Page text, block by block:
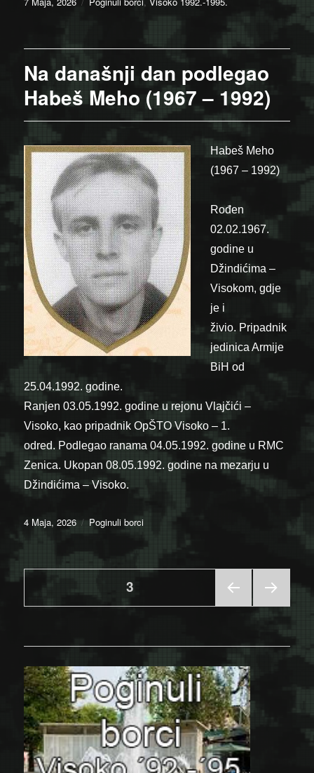
Na današnji dan podlegao
Habeš Meho (1967 – 1992)
Habeš Meho
(1967 – 1992)
Rođen
02.02.1967.
godine u
Džindićima –
Visokom, gdje
je i
živio. Pripadnik
jedinica Armije
BiH od
25.04.1992. godine.
Ranjen 03.05.1992. godine u rejonu Vlajčići –
Visoko, kao pripadnik OpŠTO Visoko – 1.
odred. Podlegao ranama 04.05.1992. godine u RMC
Zenica. Ukopan 08.05.1992. godine na mezarju u
Džindićima – Visoko.
Posted
4 Maja, 2026 Categories
Poginuli borci
Posts
PRE
PAGE
PAGE3
NEX
PAGE